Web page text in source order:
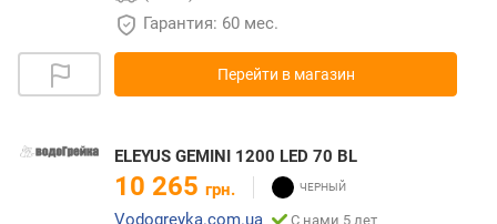
Гарантия: 60 мес.
Перейти в магазин
ELEYUS GEMINI 1200 LED 70 BL
10 265 грн.
Vodogreyka.com.ua
С нами 5 лет